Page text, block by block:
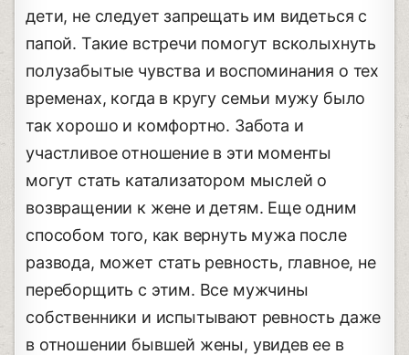
дети, не следует запрещать им видеться с
папой. Такие встречи помогут всколыхнуть
полузабытые чувства и воспоминания о тех
временах, когда в кругу семьи мужу было
так хорошо и комфортно. Забота и
участливое отношение в эти моменты
могут стать катализатором мыслей о
возвращении к жене и детям. Еще одним
способом того, как вернуть мужа после
развода, может стать ревность, главное, не
переборщить с этим. Все мужчины
собственники и испытывают ревность даже
в отношении бывшей жены, увидев ее в